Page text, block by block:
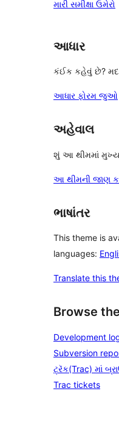
સમીક્ષાઓ
સ્ટાર
મારી સમીક્ષા ઉમેરો
આધાર
કંઈક કહેવું છે?
આધાર ફોરમ જુઓ
અહેવાલ
શું આ થીમમાં
આ થીમની જાણ
ભાષાંતર
This theme is
languages:
Translate this
Browse
Development
Subversion
ટ્રૅક(Trac) માં
Trac tickets